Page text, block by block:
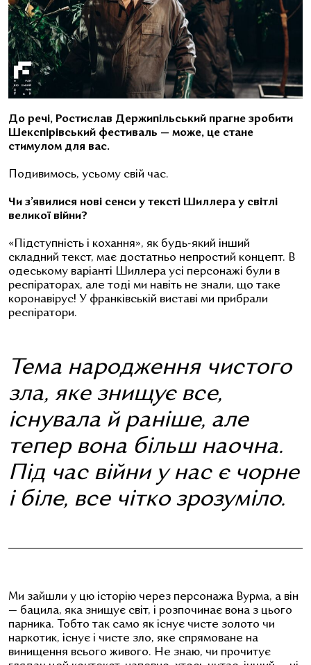
До речі, Ростислав Держипільський прагне зробити
Шекспірівський фестиваль — може, це стане
стимулом для вас.
Подивимось, усьому свій час.
Чи з’явилися нові сенси у тексті Шиллера у світлі
великої війни?
«Підступність і кохання», як будь-який інший
складний текст, має достатньо непростий концепт. В
одеському варіанті Шиллера усі персонажі були в
респіраторах, але тоді ми навіть не знали, що таке
коронавірус! У франківській виставі ми прибрали
респіратори.
Тема народження чистого
зла, яке знищує все,
існувала й раніше, але
тепер вона більш наочна.
Під час війни у нас є чорне
і біле, все чітко зрозуміло.
Ми зайшли у цю історію через персонажа Вурма, а він
— бацила, яка знищує світ, і розпочинає вона з цього
парника. Тобто так само як існує чисте золото чи
наркотик, існує і чисте зло, яке спрямоване на
винищення всього живого. Не знаю, чи прочитує